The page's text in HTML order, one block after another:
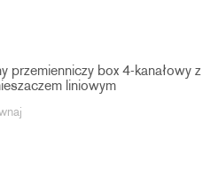
przemienniczy box 4-kanałowy z
liniowym